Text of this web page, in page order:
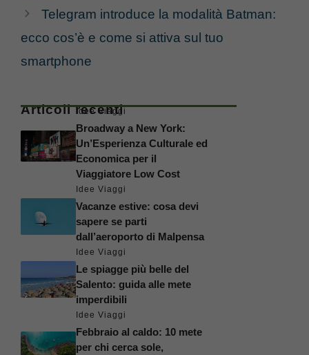
Telegram introduce la modalità Batman:
ecco cos’è e come si attiva sul tuo
smartphone
Articoli recenti
Idee Viaggi
Broadway a New York:
Un’Esperienza Culturale ed
Economica per il
Viaggiatore Low Cost
Idee Viaggi
Vacanze estive: cosa devi
sapere se parti
dall’aeroporto di Malpensa
Idee Viaggi
Le spiagge più belle del
Salento: guida alle mete
imperdibili
Idee Viaggi
Febbraio al caldo: 10 mete
per chi cerca sole,